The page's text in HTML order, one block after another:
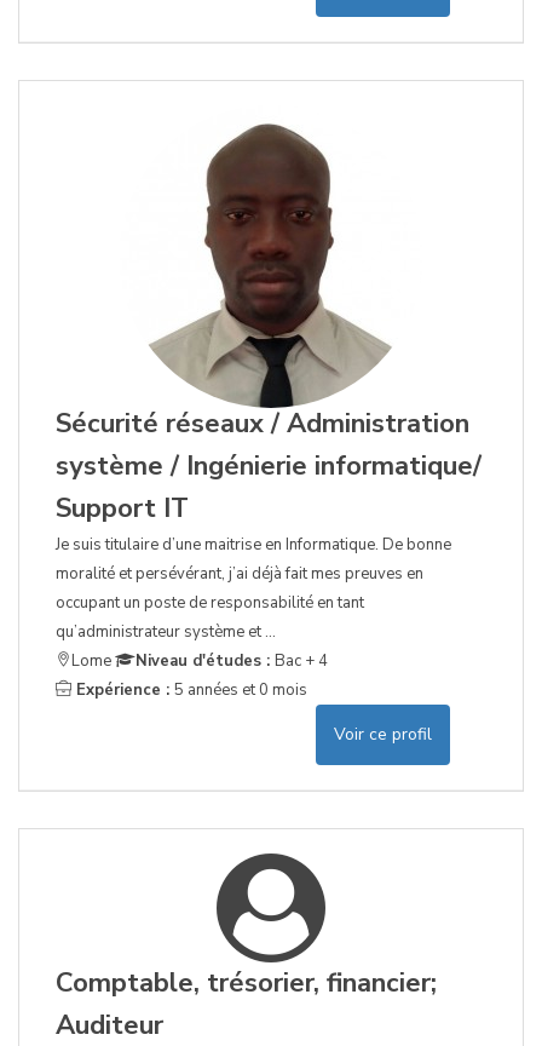
Sécurité réseaux / Administration
système / Ingénierie informatique/
Support IT
Je suis titulaire d’une maitrise en Informatique. De bonne
moralité et persévérant, j’ai déjà fait mes preuves en
occupant un poste de responsabilité en tant
qu’administrateur système et ...
Lome
Niveau d'études : Bac + 4
Expérience : 5 années et 0 mois
Voir ce profil
Comptable, trésorier, financier;
Auditeur